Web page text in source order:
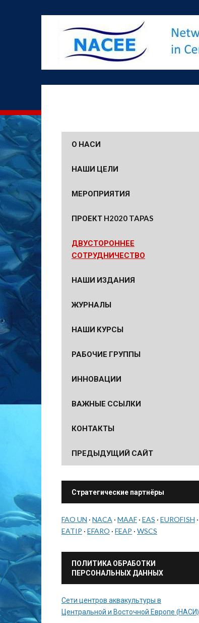
О НАСИ
НАШИ ЦЕЛИ
МЕРОПРИЯТИЯ
ПРОЕКТ H2020 TAPAS
ДВУСТОРОННЕЕ
СОТРУДНИЧЕСТВО
НАШИ ИЗДАНИЯ
ЖУРНАЛЫ
НАШИ КУРСЫ
РАБОЧИЕ ГРУППЫ
ИННОВАЦИИ
ВАЖНЫЕ ССЫЛКИ
КОНТАКТЫ
ПРЕДЫДУЩИЙ САЙТ
Стратегические партнёры
FAO UN · NACA · MAAF · EAS · EUROFISH ·
EATIP · EFARO · FEAP · WSCS
ПОЛИТИКА ОБРАБОТКИ
ПЕРСОНАЛЬНЫХ ДАННЫХ
Сети центров аквакультуры в
Центральной и Восточной Европе (НАСИ)